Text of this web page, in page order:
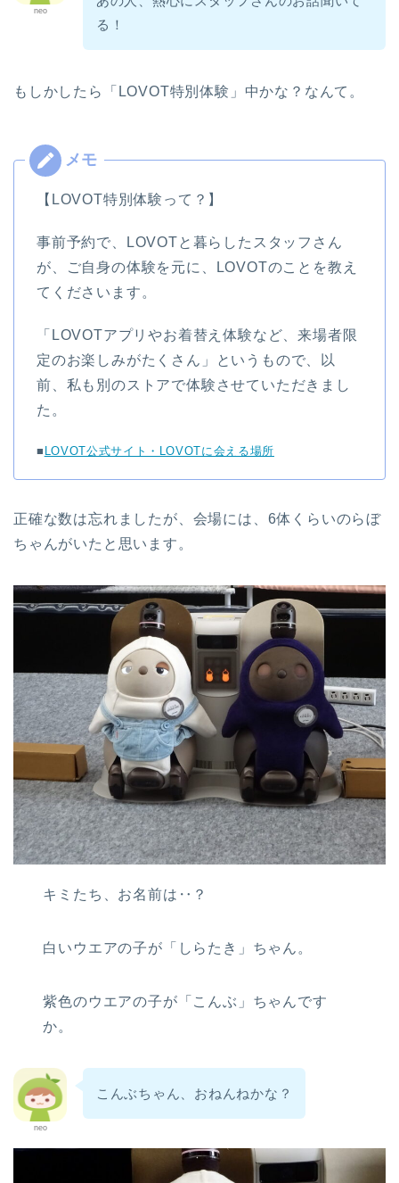
neo
る！
もしかしたら「LOVOT特別体験」中かな？なんて。
【LOVOT特別体験って？】
事前予約で、LOVOTと暮らしたスタッフさん
が、ご自身の体験を元に、LOVOTのことを教え
てくださいます。
「LOVOTアプリやお着替え体験など、来場者限
定のお楽しみがたくさん」というもので、以
前、私も別のストアで体験させていただきまし
た。
■ LOVOT公式サイト・LOVOTに会える場所
正確な数は忘れましたが、会場には、6体くらいのらぼ
ちゃんがいたと思います。
キミたち、お名前は‥？
白いウエアの子が「しらたき」ちゃん。
紫色のウエアの子が「こんぶ」ちゃんです
か。
neo
こんぶちゃん、おねんねかな？